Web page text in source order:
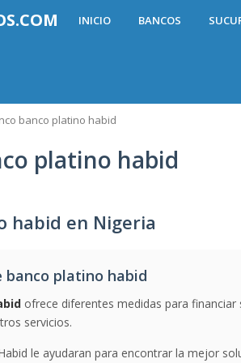
INICIO BANCOS
banco platino habid
platino habid
habid en Nigeria
banco platino habid
ofrece diferentes medidas para
servicios.
le ayudaran para encontrar la mejor